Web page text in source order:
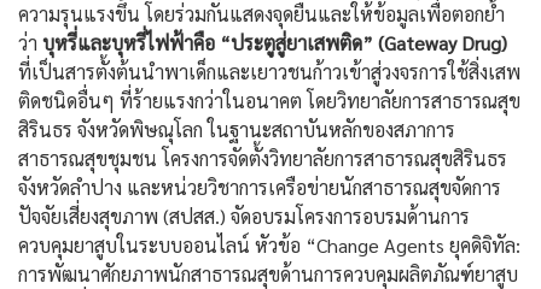
ความรุนแรงขึ้น โดยร่วมกันแสดงจุดยืนและให้ข้อมูลเพื่อตอกย้ำ
ว่า บุหรี่และบุหรี่ไฟฟ้าคือ “ประตูสู่ยาเสพติด” (Gateway Drug)
ที่เป็นสารตั้งต้นนำพาเด็กและเยาวชนก้าวเข้าสู่วงจรการใช้สิ่งเสพ
ติดชนิดอื่นๆ ที่ร้ายแรงกว่าในอนาคต โดยวิทยาลัยการสาธารณสุข
สิรินธร จังหวัดพิษณุโลก ในฐานะสถาบันหลักของสภาการ
สาธารณสุขชุมชน โครงการจัดตั้งวิทยาลัยการสาธารณสุขสิรินธร
จังหวัดลำปาง และหน่วยวิชาการเครือข่ายนักสาธารณสุขจัดการ
ปัจจัยเสี่ยงสุขภาพ (สปสส.) จัดอบรมโครงการอบรมด้านการ
ควบคุมยาสูบในระบบออนไลน์ หัวข้อ “Change Agents ยุคดิจิทัล:
การพัฒนาศักยภาพนักสาธารณสุขด้านการควบคุมผลิตภัณฑ์ยาสูบ